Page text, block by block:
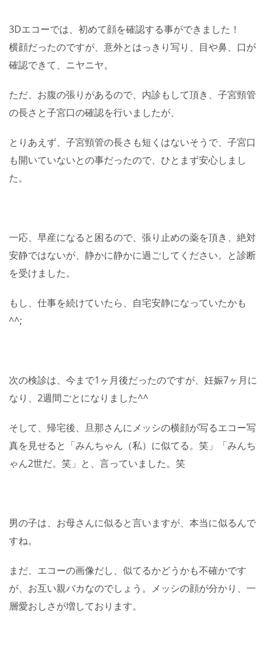
3Dエコーでは、初めて顔を確認する事ができました！
横顔だったのですが、意外とはっきり写り、目や鼻、口が
確認できて、ニヤニヤ。
ただ、お腹の張りがあるので、内診もして頂き、子宮頸管
の長さと子宮口の確認を行いましたが、
とりあえず、子宮頸管の長さも短くはないそうで、子宮口
も開いていないとの事だったので、ひとまず安心しまし
た。
一応、早産になると困るので、張り止めの薬を頂き、絶対
安静ではないが、静かに静かに過ごしてください。と診断
を受けました。
もし、仕事を続けていたら、自宅安静になっていたかも
^^;
次の検診は、今まで1ヶ月後だったのですが、妊娠7ヶ月に
なり、2週間ごとになりました^^
そして、帰宅後、旦那さんにメッシの横顔が写るエコー写
真を見せると「みんちゃん（私）に似てる。笑」「みんち
ゃん2世だ。笑」と、言っていました。笑
男の子は、お母さんに似ると言いますが、本当に似るんで
すね。
まだ、エコーの画像だし、似てるかどうかも不確かです
が、お互い親バカなのでしょう。メッシの顔が分かり、一
層愛おしさが増しております。